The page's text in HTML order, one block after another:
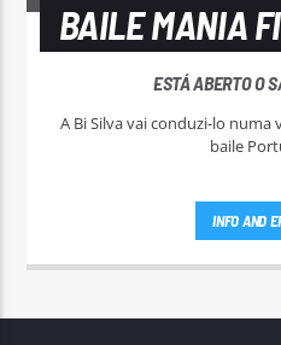
BAILE MANIA
ESTÁ ABERTO O
A Bi Silva vai conduzi-lo
baile
INFO AND